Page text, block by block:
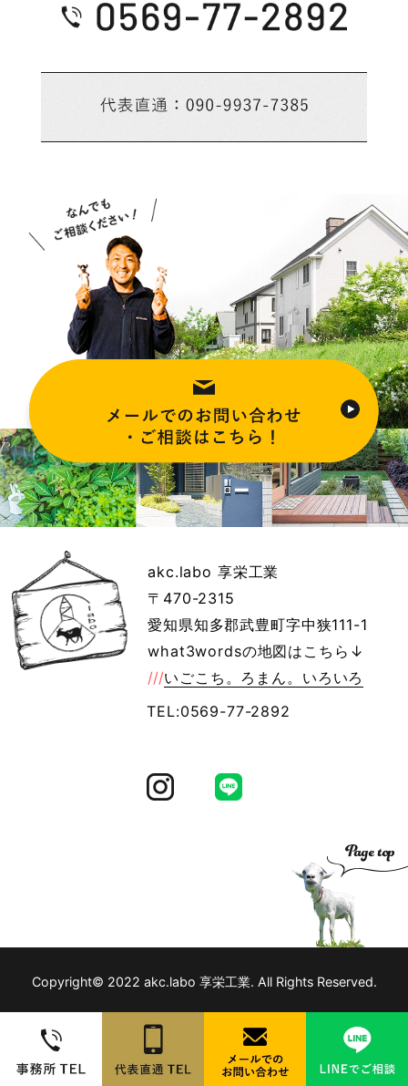
akc.labo 享栄工業
〒470-2315
愛知県知多郡武豊町字中狭111-1
what3wordsの地図はこちら↓
///いごこち。ろまん。いろいろ
TEL:0569-77-2892
Copyright© 2022 akc.labo 享栄工業. All Rights Reserved.